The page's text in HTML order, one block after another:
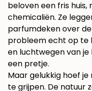
beloven een fris
chemicaliën. Ze
parfumdeken over
probleem echt op te
en luchtwegen van
een pretje.
Maar gelukkig hoef
te grijpen. De natuur